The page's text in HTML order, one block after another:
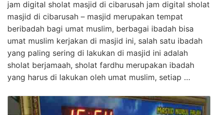
jam digital sholat masjid di cibarusah jam digital sholat
masjid di cibarusah – masjid merupakan tempat
beribadah bagi umat muslim, berbagai ibadah bisa
umat muslim kerjakan di masjid ini, salah satu ibadah
yang paling sering di lakukan di masjid ini adalah
sholat berjamaah, sholat fardhu merupakan ibadah
yang harus di lakukan oleh umat muslim, setiap …